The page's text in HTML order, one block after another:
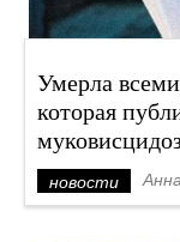
Умерла
которая
новости